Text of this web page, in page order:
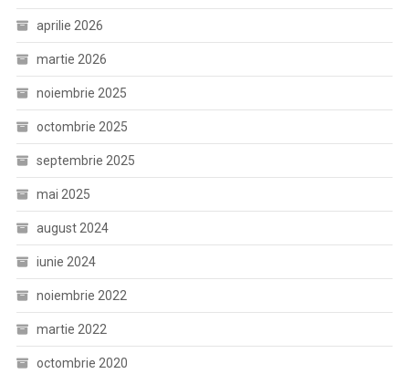
aprilie 2026
martie 2026
noiembrie 2025
octombrie 2025
septembrie 2025
mai 2025
august 2024
iunie 2024
noiembrie 2022
martie 2022
octombrie 2020